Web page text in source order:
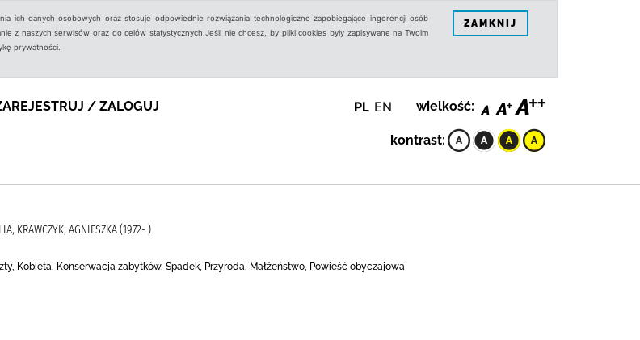
ich danych osobowych oraz stosuje odpowiednie rozwiązania technologiczne zapobiegające ingerencji osób
z naszych serwisów oraz do celów statystycznych.Jeśli nie chcesz, by pliki cookies były zapisywane na Twoim
prywatności.
ZAMKNIJ
/ ZALOGUJ PL EN wielkość:
kontrast:
KRAWCZYK, AGNIESZKA (1972- ).
Kobieta, Konserwacja zabytków, Spadek, Przyroda, Małżeństwo, Powieść obyczajowa